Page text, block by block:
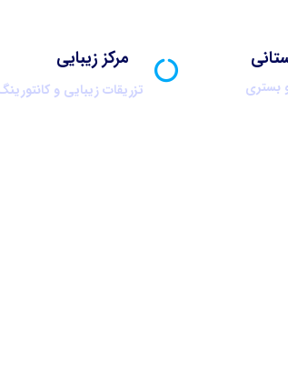
بستری
مرکز زیبایی
تزریقات زیبایی و